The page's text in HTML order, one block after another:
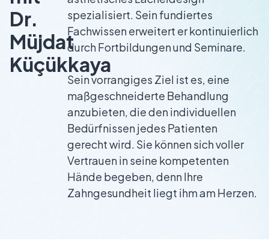
Dr.
Müjdat
Küçükkaya
spezialisiert. Sein fundiertes
Fachwissen erweitert er kontinuierlich
durch Fortbildungen und Seminare.
Sein vorrangiges Ziel ist es, eine
maßgeschneiderte Behandlung
anzubieten, die den individuellen
Bedürfnissen jedes Patienten
gerecht wird. Sie können sich voller
Vertrauen in seine kompetenten
Hände begeben, denn Ihre
Zahngesundheit liegt ihm am Herzen.